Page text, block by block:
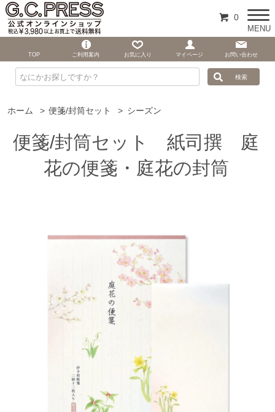
ホーム > 便箋/封筒セット > シーズン
便箋/封筒セット 紙司撰 庭
花の便箋・庭花の封筒
0
MENU
TOP ご利用案内 お気に入り マイページ お問い合わせ